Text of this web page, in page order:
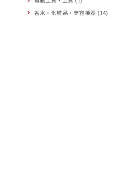
香水・化粧品・美容機器 (14)